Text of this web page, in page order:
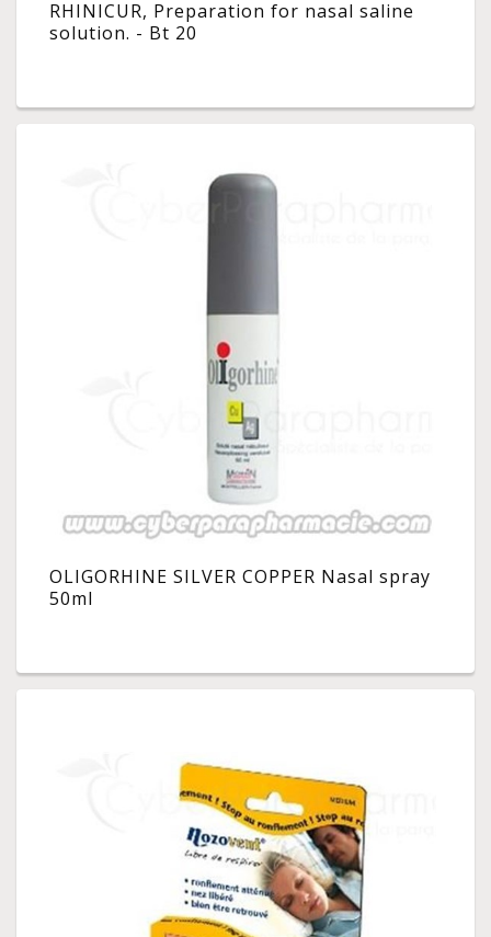
RHINICUR, Preparation for nasal saline
solution. - Bt 20
OLIGORHINE SILVER COPPER Nasal spray
50ml